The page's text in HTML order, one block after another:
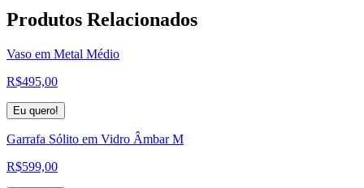
Produtos Relacionados
Vaso em Metal Médio
R$495,00
Eu quero!
Garrafa Sólito em Vidro Âmbar M
R$599,00